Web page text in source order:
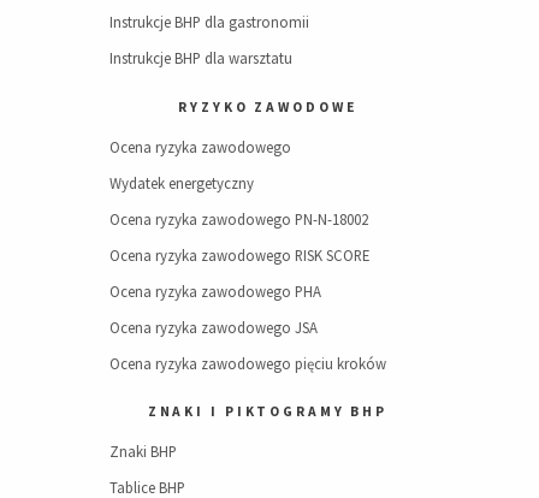
Instrukcje BHP dla gastronomii
Instrukcje BHP dla warsztatu
RYZYKO ZAWODOWE
Ocena ryzyka zawodowego
Wydatek energetyczny
Ocena ryzyka zawodowego PN-N-18002
Ocena ryzyka zawodowego RISK SCORE
Ocena ryzyka zawodowego PHA
Ocena ryzyka zawodowego JSA
Ocena ryzyka zawodowego pięciu kroków
ZNAKI I PIKTOGRAMY BHP
Znaki BHP
Tablice BHP